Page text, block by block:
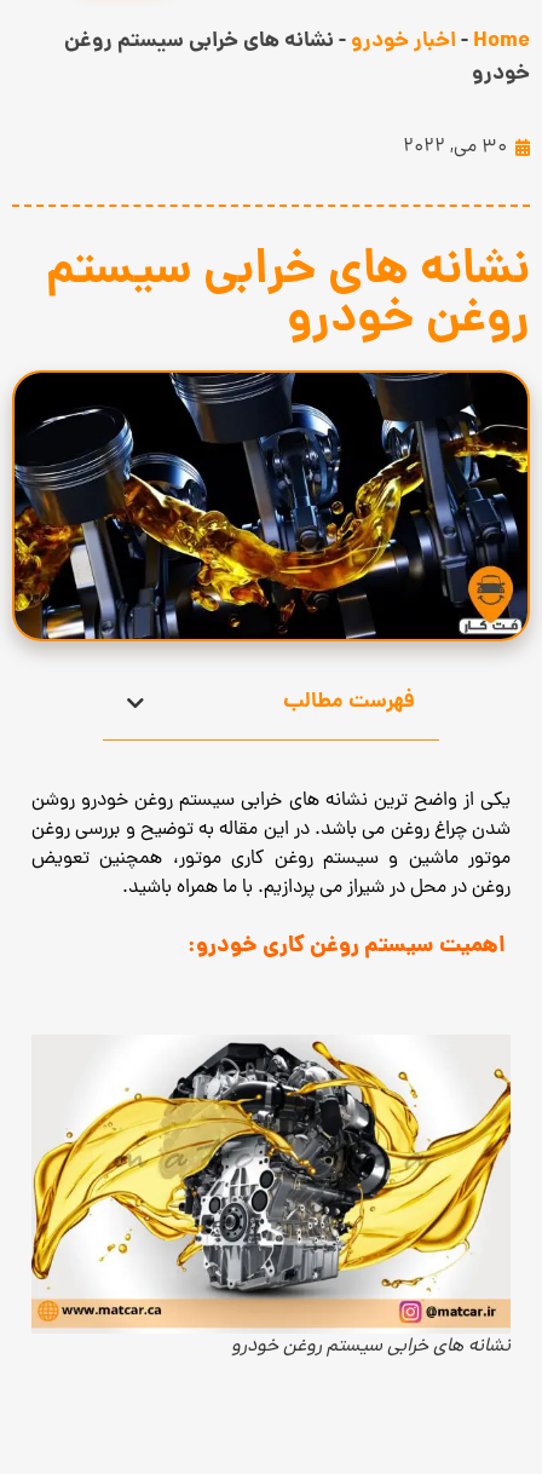
Home
-اخبار خودرو-نشانه های خرابی سیستم روغن
خودرو
30 می, 2022
نشانه های خرابی سیستم
روغن خودرو
فهرست مطالب
یکی از واضح ترین نشانه های خرابی سیستم روغن خودرو روشن
شدن چراغ روغن می باشد. در این مقاله به توضیح و بررسی روغن
موتور ماشین و سیستم روغن کاری موتور، همچنین تعویض
روغن در محل در شیراز می پردازیم. با ما همراه باشید.
اهمیت سیستم روغن کاری خودرو:
نشانه های خرابی سیستم روغن خودرو